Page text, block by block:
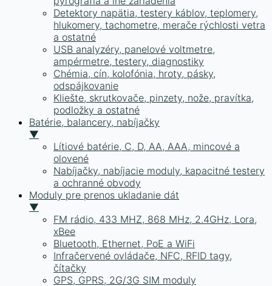
Detektory napätia, testery káblov, teplomery,
hlukomery, tachometre, merače rýchlosti vetra
a ostatné
USB analyzéry, panelové voltmetre,
ampérmetre, testery, diagnostiky
Chémia, cín, kolofónia, hroty, pásky,
odspájkovanie
Kliešte, skrutkovače, pinzety, nože, pravítka,
podložky a ostatné
Batérie, balancery, nabíjačky
▼
Lítiové batérie, C, D, AA, AAA, mincové a
olovené
Nabíjačky, nabíjacie moduly, kapacitné testery
a ochranné obvody
Moduly pre prenos ukladanie dát
▼
FM rádio, 433 MHZ, 868 MHz, 2.4GHz, Lora,
xBee
Bluetooth, Ethernet, PoE a WiFi
Infračervené ovládače, NFC, RFID tagy,
čítačky
GPS, GPRS, 2G/3G SIM moduly